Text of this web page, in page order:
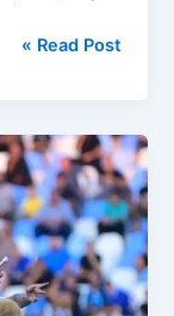
مباراة
ضد
كربلاء
اليوم
في
دوري
نجوم
العراق
Read Post »